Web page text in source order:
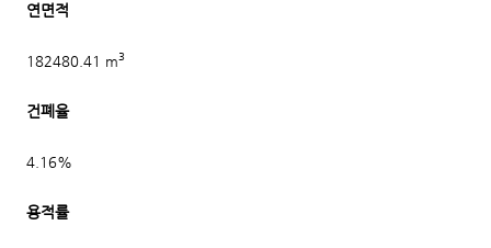
연면적
182480.41 m3
건폐율
4.16%
용적률